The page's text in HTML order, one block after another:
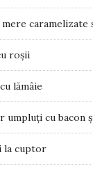
caramelizate
roșii
lămâie
cu bacon
la cuptor